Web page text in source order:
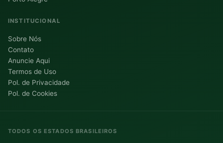
INSTITUCIONAL
Sobre Nós
Contato
Anuncie Aqui
Termos de Uso
Pol. de Privacidade
Pol. de Cookies
TODOS OS ESTADOS BRASILEIROS